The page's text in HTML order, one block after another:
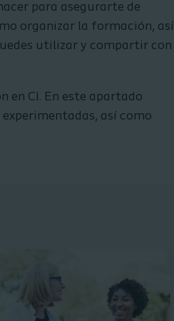
para asegurarte de
organizar la formación, así
utilizar y compartir con
en CI. En este apartado
así como